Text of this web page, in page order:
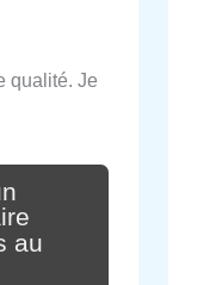
qualité. Je
au